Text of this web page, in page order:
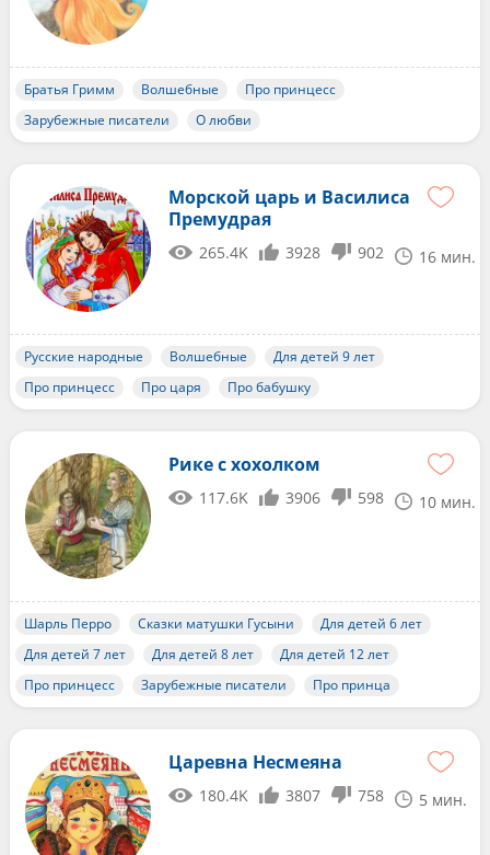
Братья Гримм Волшебные
Про принцесс
Зарубежные писатели
О любви
Морской царь и Василиса
Премудрая
265.4K 3928 902 16 мин.
Русские народные Волшебные
Для детей 9 лет
Про принцесс
Про царя Про бабушку
Рике с хохолком
117.6K 3906 598 10 мин.
Шарль Перро Сказки матушки Гусыни
Для детей 6 лет
Для детей 7 лет
Для детей 8 лет
Для детей 12 лет
Про принцесс
Зарубежные писатели Про принца
Царевна Несмеяна
180.4K 3807 758 5 мин.